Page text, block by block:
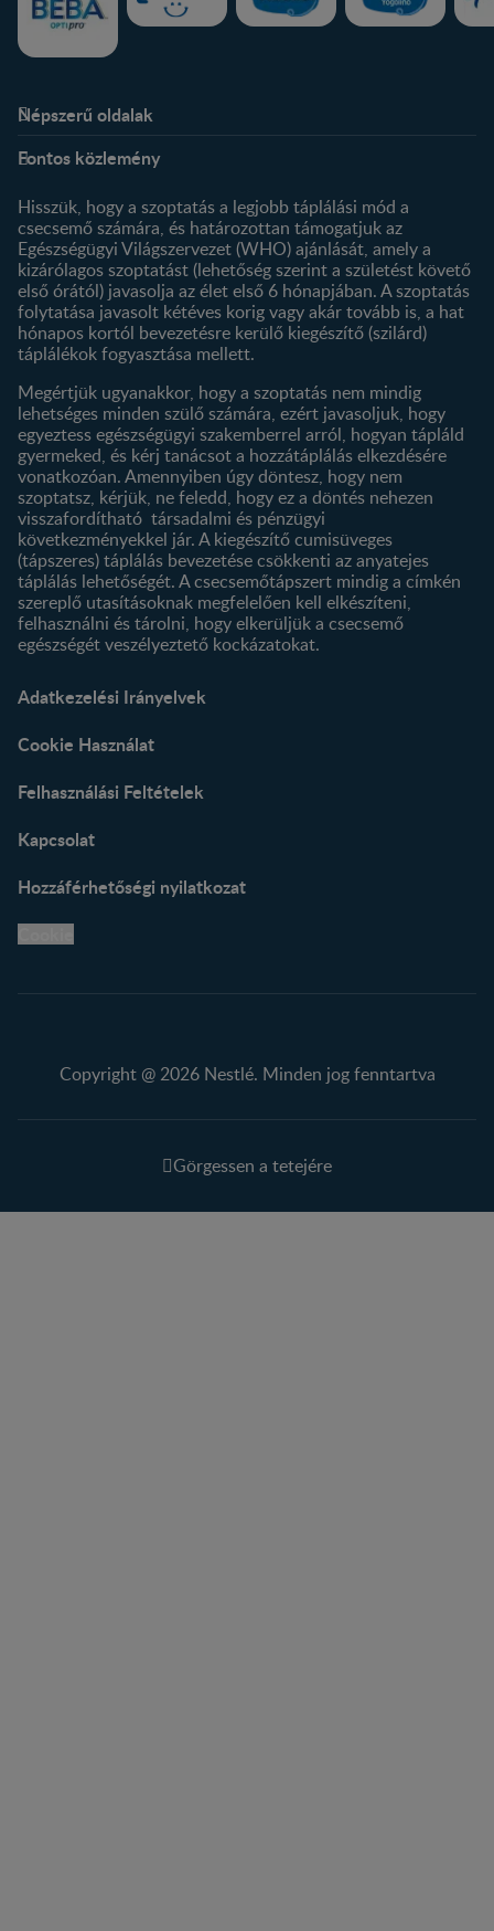
Népszerű oldalak
Kapcsolat
Történetünk
Profilom
Termékeink
Termék kereső
Fontos közlemény
Hisszük, hogy a szoptatás a legjobb táplálási mód a
csecsemő számára, és határozottan támogatjuk az
Egészségügyi Világszervezet (WHO) ajánlását, amely a
kizárólagos szoptatást (lehetőség szerint a születést követő
első órától) javasolja az élet első 6 hónapjában. A szoptatás
folytatása javasolt kétéves korig vagy akár tovább is, a hat
hónapos kortól bevezetésre kerülő kiegészítő (szilárd)
táplálékok fogyasztása mellett.
Megértjük ugyanakkor, hogy a szoptatás nem mindig
lehetséges minden szülő számára, ezért javasoljuk, hogy
egyeztess egészségügyi szakemberrel arról, hogyan tápláld
gyermeked, és kérj tanácsot a hozzátáplálás elkezdésére
vonatkozóan. Amennyiben úgy döntesz, hogy nem
szoptatsz, kérjük, ne feledd, hogy ez a döntés nehezen
visszafordítható társadalmi és pénzügyi
következményekkel jár. A kiegészítő cumisüveges
(tápszeres) táplálás bevezetése csökkenti az anyatejes
táplálás lehetőségét. A csecsemőtápszert mindig a címkén
szereplő utasításoknak megfelelően kell elkészíteni,
felhasználni és tárolni, hogy elkerüljük a csecsemő
egészségét veszélyeztető kockázatokat.
Adatkezelési Irányelvek
Cookie Használat
Felhasználási Feltételek
Kapcsolat
Hozzáférhetőségi nyilatkozat
Copyright @ 2026 Nestlé. Minden jog fenntartva
Görgessen a tetejére